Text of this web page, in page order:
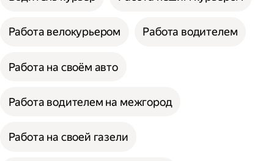
Работа велокурьером Работа водителем
Работа на своём авто
Работа водителем на межгород
Работа на своей газели